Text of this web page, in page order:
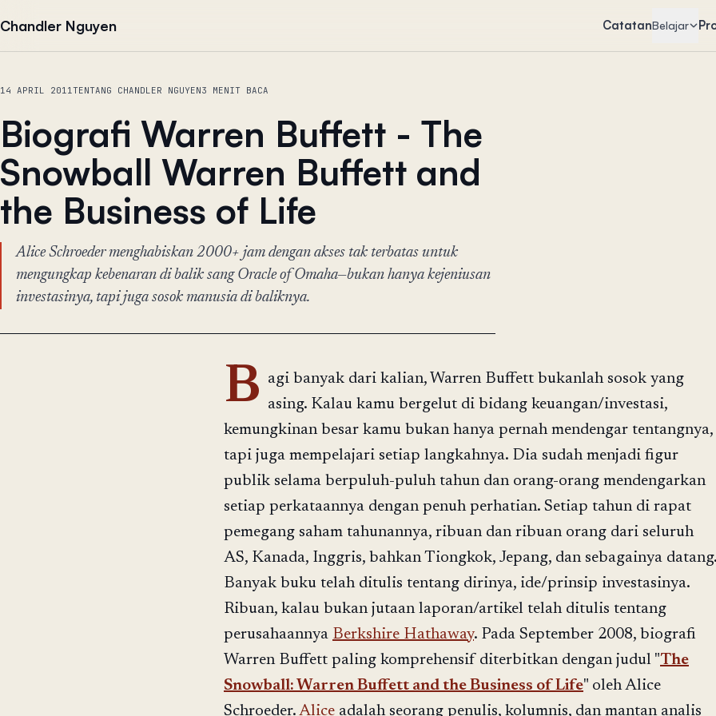
Chandler Nguyen CatatanBelajar
14 APRIL 2011TENTANG CHANDLER NGUYEN3 MENIT BACA
Biografi Warren Buffett - The
Snowball Warren Buffett and
the Business of Life
Alice Schroeder menghabiskan 2000+ jam dengan akses tak terbatas untuk
mengungkap kebenaran di balik sang Oracle of Omaha—bukan hanya kejeniusan
investasinya, tapi juga sosok manusia di baliknya.
B agi banyak dari kalian, Warren Buffett bukanlah sosok yang
asing. Kalau kamu bergelut di bidang keuangan/investasi,
kemungkinan besar kamu bukan hanya pernah mendengar tentangnya,
tapi juga mempelajari setiap langkahnya. Dia sudah menjadi figur
publik selama berpuluh-puluh tahun dan orang-orang mendengarkan
setiap perkataannya dengan penuh perhatian. Setiap tahun di rapat
pemegang saham tahunannya, ribuan dan ribuan orang dari seluruh
AS, Kanada, Inggris, bahkan Tiongkok, Jepang, dan sebagainya datang.
Banyak buku telah ditulis tentang dirinya, ide/prinsip investasinya.
Ribuan, kalau bukan jutaan laporan/artikel telah ditulis tentang
perusahaannya Berkshire Hathaway. Pada September 2008, biografi
Warren Buffett paling komprehensif diterbitkan dengan judul "The
Snowball: Warren Buffett and the Business of Life" oleh Alice
Schroeder. Alice adalah seorang penulis, kolumnis, dan mantan analis